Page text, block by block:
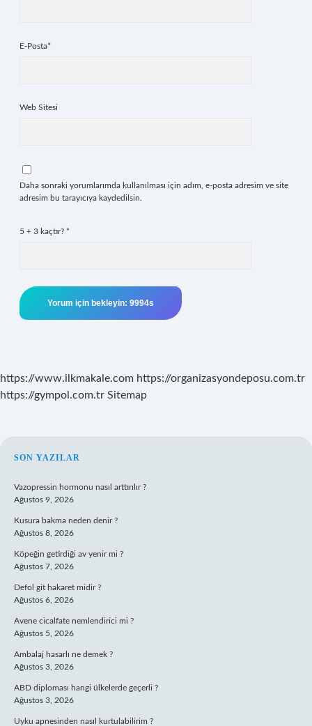
E-Posta*
Web Sitesi
Daha sonraki yorumlarımda kullanılması için adım, e-posta adresim ve site
adresim bu tarayıcıya kaydedilsin.
5 + 3 kaçtır? *
https://www.ilkmakale.com https://organizasyondeposu.com.tr
https://gympol.com.tr Sitemap
SIDEBAR
SON YAZILAR
Vazopressin hormonu nasıl arttırılır ?
Ağustos 9, 2026
Kusura bakma neden denir ?
Ağustos 8, 2026
Köpeğin getirdiği av yenir mi ?
Ağustos 7, 2026
Defol git hakaret midir ?
Ağustos 6, 2026
Avene cicalfate nemlendirici mi ?
Ağustos 5, 2026
Ambalaj hasarlı ne demek ?
Ağustos 3, 2026
ABD diploması hangi ülkelerde geçerli ?
Ağustos 3, 2026
Uyku apnesinden nasıl kurtulabilirim ?